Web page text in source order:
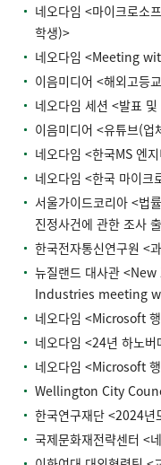
네오다임 <마이크로소
학생)>
네오다임 <Meeting
이음미디어 <해외고등
네오다임 세션 <발표
이음미디어 <유튜브(업
네오다임 <한국MS 엔
네오다임 <한국 마이크
서울가이드코리아 <법
진정사건에 관한 조사
한국전자통신연구원 <
뉴질랜드 대사관
Industries meeting
네오다임 <Microsoft
네오다임 <24년 하노버
네오다임 <Microsoft
Wellington City
한국연구재단 <2024년
국제문화재전략센터 <